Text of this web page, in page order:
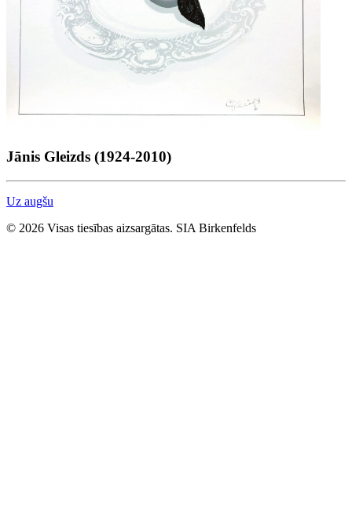
Jānis Gleizds (1924-2010)
Uz augšu
© 2026 Visas tiesības aizsargātas. SIA Birkenfelds